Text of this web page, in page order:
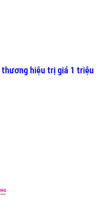
hiệu trị giá 1 triệu